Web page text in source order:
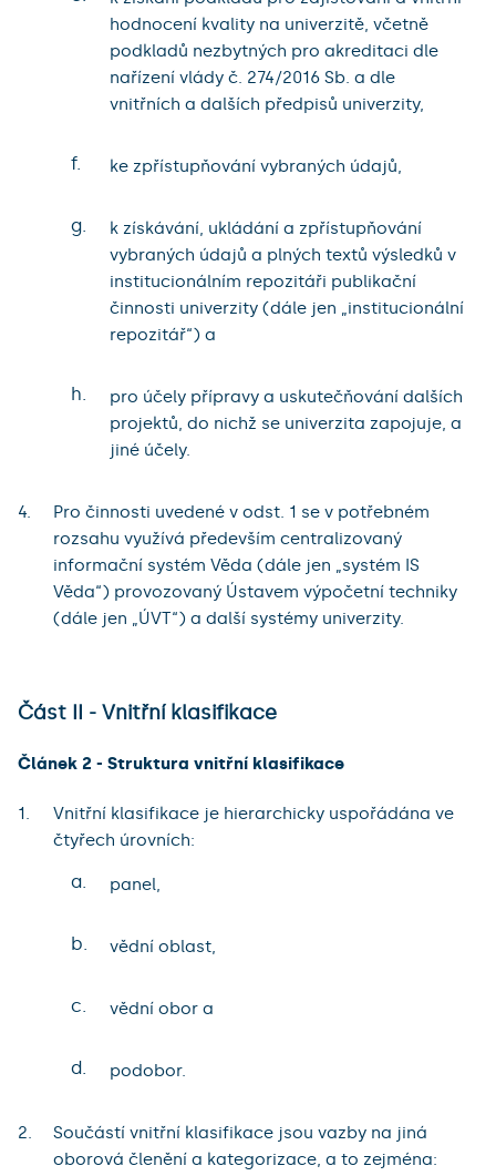
hodnocení kvality na univerzitě, včetně
podkladů nezbytných pro akreditaci dle
nařízení vlády č. 274/2016 Sb. a dle
vnitřních a dalších předpisů univerzity,
f. ke zpřístupňování vybraných údajů,
g.
k získávání, ukládání a zpřístupňování
vybraných údajů a plných textů výsledků v
institucionálním repozitáři publikační
činnosti univerzity (dále jen „institucionální
repozitář“) a
h.
pro účely přípravy a uskutečňování dalších
projektů, do nichž se univerzita zapojuje, a
jiné účely.
Pro činnosti uvedené v odst. 1 se v potřebném
rozsahu využívá především centralizovaný
informační systém Věda (dále jen „systém IS
Věda“) provozovaný Ústavem výpočetní techniky
(dále jen „ÚVT“) a další systémy univerzity.
Část II - Vnitřní klasifikace
Článek 2 - Struktura vnitřní klasifikace
Vnitřní klasifikace je hierarchicky uspořádána ve
čtyřech úrovních:
a. panel,
b. vědní oblast,
c. vědní obor a
d. podobor.
Součástí vnitřní klasifikace jsou vazby na jiná
oborová členění a kategorizace, a to zejména: